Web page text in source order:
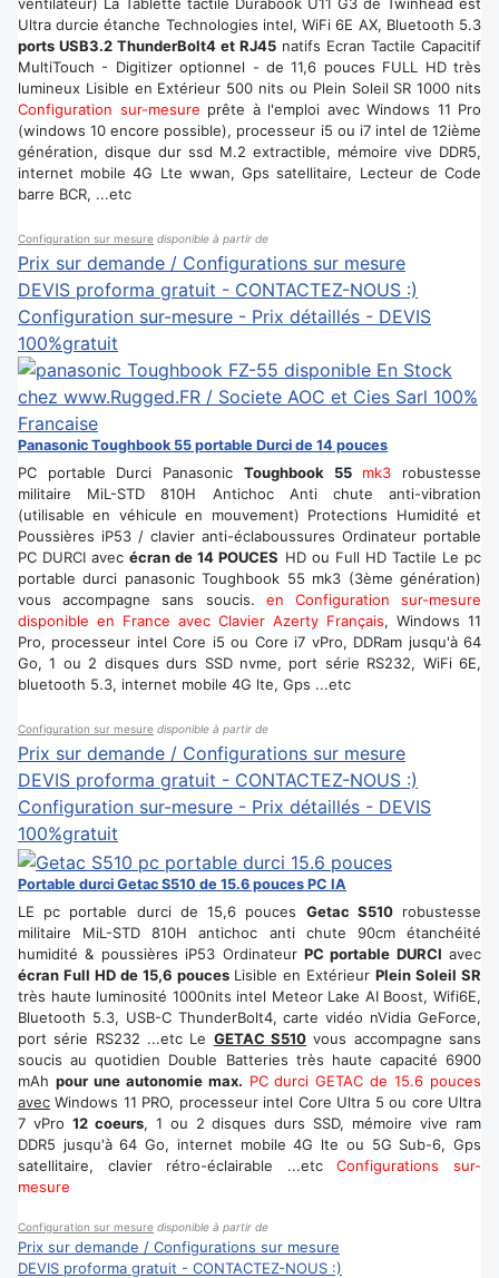
ventilateur) La Tablette tactile Durabook U11 G3 de Twinhead est
Ultra durcie étanche Technologies intel, WiFi 6E AX, Bluetooth 5.3
ports USB3.2 ThunderBolt4 et RJ45 natifs Ecran Tactile Capacitif
MultiTouch - Digitizer optionnel - de 11,6 pouces FULL HD très
lumineux Lisible en Extérieur 500 nits ou Plein Soleil SR 1000 nits
Configuration sur-mesure prête à l'emploi avec Windows 11 Pro
(windows 10 encore possible), processeur i5 ou i7 intel de 12ième
génération, disque dur ssd M.2 extractible, mémoire vive DDR5,
internet mobile 4G Lte wwan, Gps satellitaire, Lecteur de Code
barre BCR, ...etc
Configuration sur mesure disponible à partir de
Prix sur demande / Configurations sur mesure
DEVIS proforma gratuit - CONTACTEZ-NOUS :)
Configuration sur-mesure - Prix détaillés - DEVIS
100%gratuit
Panasonic Toughbook 55 portable Durci de 14 pouces
PC portable Durci Panasonic Toughbook 55 mk3 robustesse
militaire MiL-STD 810H Antichoc Anti chute anti-vibration
(utilisable en véhicule en mouvement) Protections Humidité et
Poussières iP53 / clavier anti-éclaboussures Ordinateur portable
PC DURCI avecécran de 14 POUCES HD ou Full HD Tactile Le pc
portable durci panasonic Toughbook 55 mk3 (3ème génération)
vous accompagne sans soucis. en Configuration sur-mesure
disponible en France avec Clavier Azerty Français, Windows 11
Pro, processeur intel Core i5 ou Core i7 vPro, DDRam jusqu'à 64
Go, 1 ou 2 disques durs SSD nvme, port série RS232, WiFi 6E,
bluetooth 5.3, internet mobile 4G lte, Gps ...etc
Configuration sur mesure disponible à partir de
Prix sur demande / Configurations sur mesure
DEVIS proforma gratuit - CONTACTEZ-NOUS :)
Configuration sur-mesure - Prix détaillés - DEVIS
100%gratuit
Portable durci Getac S510 de 15.6 pouces PC IA
LE pc portable durci de 15,6 pouces Getac S510robustesse
militaire MiL-STD 810H antichoc anti chute 90cm étanchéité
humidité & poussières iP53 Ordinateur PC portable DURCI avec
écran Full HD de 15,6 poucesLisible en ExtérieurPlein Soleil SR
très haute luminosité 1000nits intel Meteor Lake AI Boost, Wifi6E,
Bluetooth 5.3, USB-C ThunderBolt4, carte vidéo nVidia GeForce,
port série RS232 ...etc Le GETAC S510 vous accompagne sans
soucis au quotidien Double Batteries très haute capacité 6900
mAh pour une autonomie max. PC durci GETAC de 15.6 pouces
avec Windows 11 PRO, processeur intel Core Ultra 5 ou core Ultra
7 vPro 12 coeurs, 1 ou 2 disques durs SSD, mémoire vive ram
DDR5 jusqu'à 64 Go, internet mobile 4G lte ou 5G Sub-6, Gps
satellitaire, clavier rétro-éclairable ...etcConfigurations sur-
mesure
Configuration sur mesure disponible à partir de
Prix sur demande / Configurations sur mesure
DEVIS proforma gratuit - CONTACTEZ-NOUS :)